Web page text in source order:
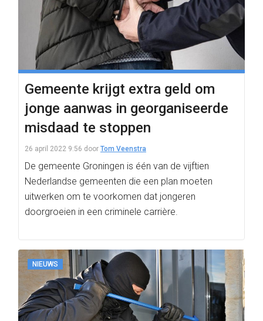
Gemeente krijgt extra geld om
jonge aanwas in georganiseerde
misdaad te stoppen
26 april 2022 9:56 door Tom Veenstra
De gemeente Groningen is één van de vijftien
Nederlandse gemeenten die een plan moeten
uitwerken om te voorkomen dat jongeren
doorgroeien in een criminele carrière.
NIEUWS